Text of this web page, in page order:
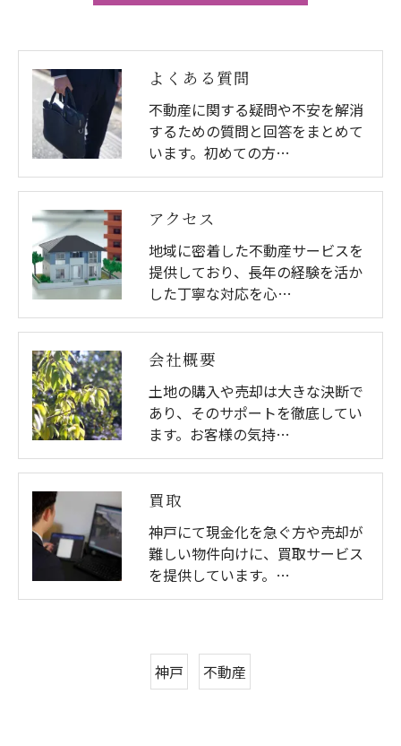
よくある質問
不動産に関する疑問や不安を解消
するための質問と回答をまとめて
います。初めての方…
アクセス
地域に密着した不動産サービスを
提供しており、長年の経験を活か
した丁寧な対応を心…
会社概要
土地の購入や売却は大きな決断で
あり、そのサポートを徹底してい
ます。お客様の気持…
買取
神戸にて現金化を急ぐ方や売却が
難しい物件向けに、買取サービス
を提供しています。…
神戸 不動産